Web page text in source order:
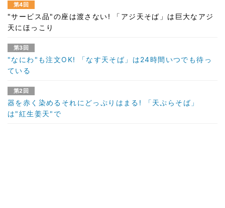
第4回
"サービス品"の座は渡さない! 「アジ天そば」は巨大なアジ
天にほっこり
第3回
"なにわ"も注文OK! 「なす天そば」は24時間いつでも待っ
ている
第2回
器を赤く染めるそれにどっぷりはまる! 「天ぷらそば」
は"紅生姜天"で